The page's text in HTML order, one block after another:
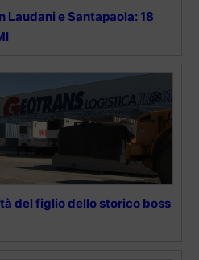
Laudani e Santapaola: 18
del figlio dello storico boss